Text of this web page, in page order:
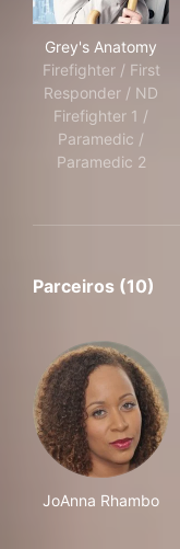
Grey's Anatomy
Firefighter / First
Responder / ND
Firefighter 1 /
Paramedic /
Paramedic 2
Parceiros (10)
JoAnna Rhambo